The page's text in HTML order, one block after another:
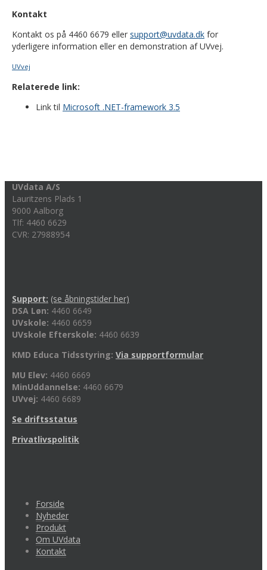
Kontakt
Kontakt os på 4460 6679 eller support@uvdata.dk for
yderligere information eller en demonstration af UVvej.
UVvej
Relaterede link:
Link til Microsoft .NET-framework 3.5
UVdata A/S
Lauritzens Plads 1
9000 Aalborg
Tlf: 4460 6629
CVR: 27988954
Support: (se åbningstider her)
DSA Løn: 4460 6649
UVskole: 4460 6659
UVskole Efterskole: 4460 6639
KMD Educa Tidsstyring: Via supportformular
MU Elev: 4460 6669
MinUddannelse: 4460 6679
UVvej: 4460 6689
Se driftsstatus
Privatlivspolitik
Forside
Nyheder
Produkt
Om UVdata
Kontakt